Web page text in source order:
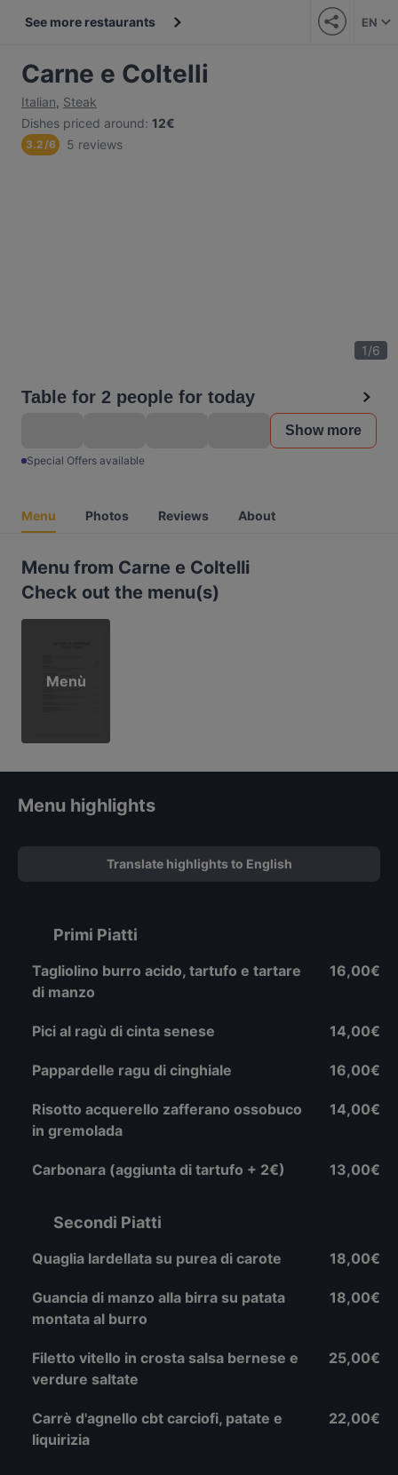
See more restaurants EN
Carne e Coltelli
Italian, Steak
Dishes priced around: 12€
3.2/6 5 reviews
1/6
Table for 2 people for today
Show more
Special Offers available
Menu Photos Reviews About
Menu from Carne e Coltelli
Check out the menu(s)
Menù
Menu highlights
Translate highlights to English
Primi Piatti
Tagliolino burro acido, tartufo e tartare
di manzo
16,00€
Pici al ragù di cinta senese 14,00€
Pappardelle ragu di cinghiale 16,00€
Risotto acquerello zafferano ossobuco
in gremolada
14,00€
Carbonara (aggiunta di tartufo + 2€) 13,00€
Secondi Piatti
Quaglia lardellata su purea di carote 18,00€
Guancia di manzo alla birra su patata
montata al burro
18,00€
Filetto vitello in crosta salsa bernese e
verdure saltate
25,00€
Carrè d'agnello cbt carciofi, patate e
liquirizia
22,00€